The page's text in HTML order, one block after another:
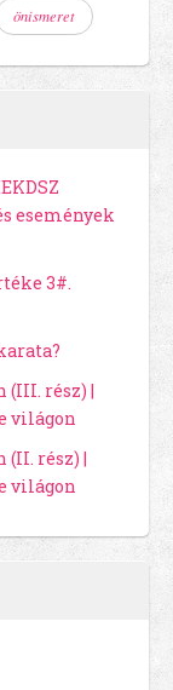
önismeret
események
3#.
(III. rész) |
világon
(II. rész) |
világon